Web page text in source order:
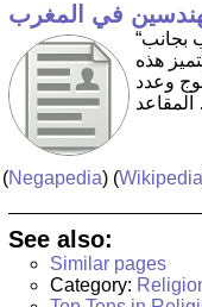
في المغرب
“يتميز التعليم العالي العلمي في المغرب بجانب
هذه
وعدد
(Negapedia) (Wikipedia
See also:
Similar pages
Category: